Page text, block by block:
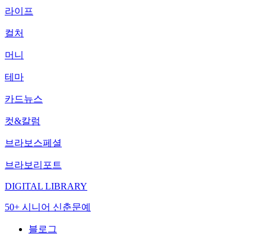
라이프
컬처
머니
테마
카드뉴스
컷&칼럼
브라보스페셜
브라보리포트
DIGITAL LIBRARY
50+ 시니어 신춘문예
블로그